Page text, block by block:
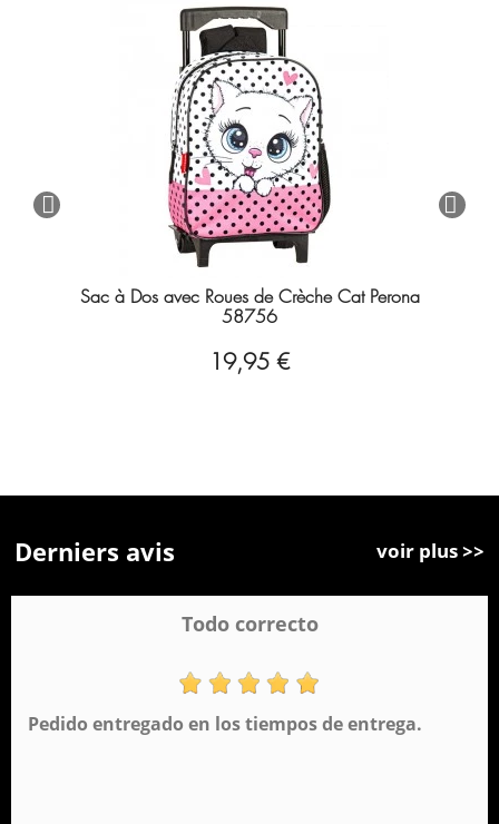
Sac à Dos avec Roues de Crèche Cat Perona
58756
19,95 €
Derniers avis voir plus >>
Todo correcto
Pedido entregado en los tiempos de entrega.